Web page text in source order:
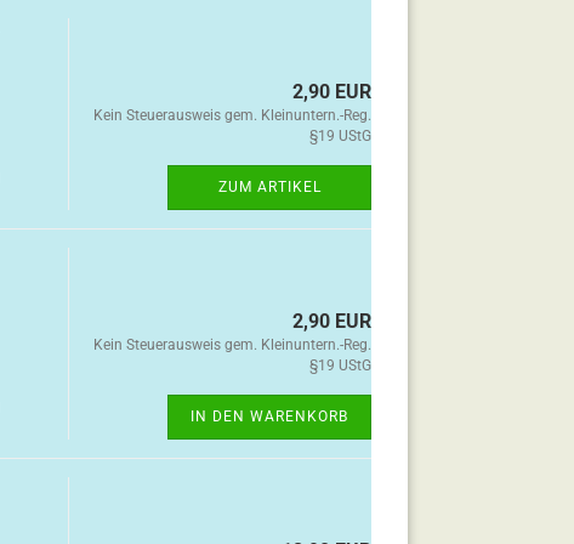
2,90 EUR
Kein Steuerausweis gem. Kleinuntern.-Reg.
§19 UStG
ZUM ARTIKEL
2,90 EUR
Kein Steuerausweis gem. Kleinuntern.-Reg.
§19 UStG
IN DEN WARENKORB